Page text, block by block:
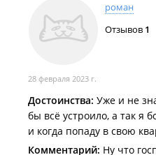
Август 2021
Продажа квартир в ЖК
Посмотреть предложения о
"Академгородок" можно на
2025 год
Глава компании-
суде за хищение средств
электроэнергии.
роман
Отзывов 1
28 февраля 2023 г.
Достоинства: Уже и не
бы всё устроило, а так я
и когда попаду в свою
Комментарий: Ну что